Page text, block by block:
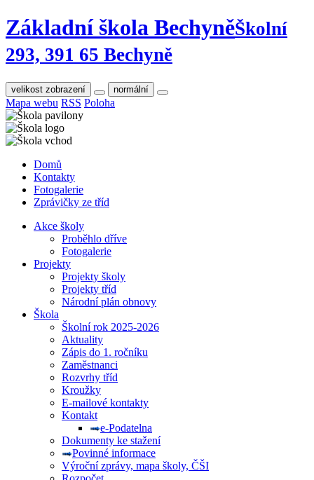
Základní škola BechyněŠkolní
293, 391 65 Bechyně
velikost zobrazení normální
Mapa webu RSS Poloha
Domů
Kontakty
Fotogalerie
Zprávičky ze tříd
Akce školy
Proběhlo dříve
Fotogalerie
Projekty
Projekty školy
Projekty tříd
Národní plán obnovy
Škola
Školní rok 2025-2026
Aktuality
Zápis do 1. ročníku
Zaměstnanci
Rozvrhy tříd
Kroužky
E-mailové kontakty
Kontakt
e-Podatelna
Dokumenty ke stažení
Povinné informace
Výroční zprávy, mapa školy, ČŠI